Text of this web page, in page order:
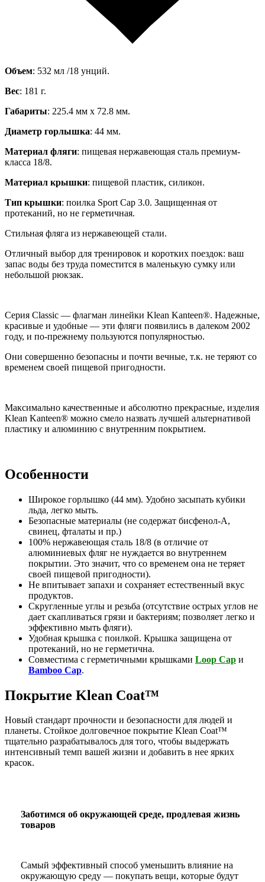
Объем: 532 мл /18 унций.
Вес: 181 г.
Габариты: 225.4 мм x 72.8 мм.
Диаметр горлышка: 44 мм.
Материал фляги: пищевая нержавеющая сталь премиум-
класса 18/8.
Материал крышки: пищевой пластик, силикон.
Тип крышки: поилка Sport Cap 3.0. Защищенная от
протеканий, но не герметичная.
Стильная фляга из нержавеющей стали.
Отличный выбор для тренировок и коротких поездок: ваш
запас воды без труда поместится в маленькую сумку или
небольшой рюкзак.
Серия Classic — флагман линейки Klean Kanteen®. Надежные,
красивые и удобные — эти фляги появились в далеком 2002
году, и по-прежнему пользуются популярностью.
Они совершенно безопасны и почти вечные, т.к. не теряют со
временем своей пищевой пригодности.
Максимально качественные и абсолютно прекрасные, изделия
Klean Kanteen® можно смело назвать лучшей альтернативой
пластику и алюминию с внутренним покрытием.
Особенности
Широкое горлышко (44 мм). Удобно засыпать кубики
льда, легко мыть.
Безопасные материалы (не содержат бисфенол-А,
свинец, фталаты и пр.)
100% нержавеющая сталь 18/8 (в отличие от
алюминиевых фляг не нуждается во внутреннем
покрытии. Это значит, что со временем она не теряет
своей пищевой пригодности).
Не впитывает запахи и сохраняет естественный вкус
продуктов.
Скругленные углы и резьба (отсутствие острых углов не
дает скапливаться грязи и бактериям; позволяет легко и
эффективно мыть фляги).
Удобная крышка с поилкой. Крышка защищена от
протеканий, но не герметична.
Совместима с герметичными крышками Loop Cap и
Bamboo Cap.
Покрытие Klean Coat™
Новый стандарт прочности и безопасности для людей и
планеты. Стойкое долговечное покрытие Klean Coat™
тщательно разрабатывалось для того, чтобы выдержать
интенсивный темп вашей жизни и добавить в нее ярких
красок.
Заботимся об окружающей среде, продлевая жизнь
товаров
Самый эффективный способ уменьшить влияние на
окружающую среду — покупать вещи, которые будут